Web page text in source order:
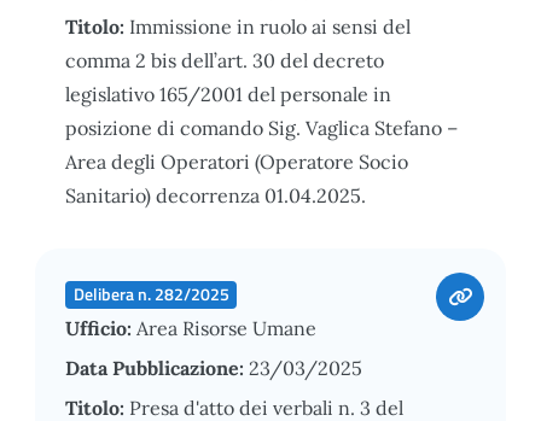
Titolo: Immissione in ruolo ai sensi del
comma 2 bis dell’art. 30 del decreto
legislativo 165/2001 del personale in
posizione di comando Sig. Vaglica Stefano –
Area degli Operatori (Operatore Socio
Sanitario) decorrenza 01.04.2025.
Delibera n. 282/2025
Ufficio: Area Risorse Umane
Data Pubblicazione: 23/03/2025
Titolo: Presa d'atto dei verbali n. 3 del